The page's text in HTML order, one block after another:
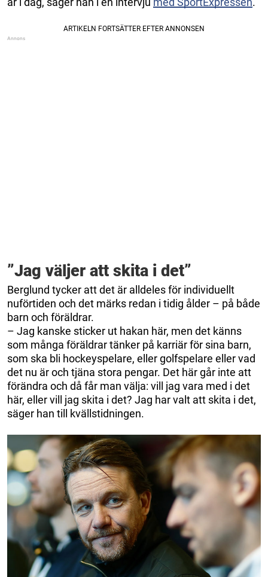
”Jag väljer att skita i det”
Berglund tycker att det är alldeles för individuellt
nuförtiden och det märks redan i tidig ålder – på både
barn och föräldrar.
– Jag kanske sticker ut hakan här, men det känns
som många föräldrar tänker på karriär för sina barn,
som ska bli hockeyspelare, eller golfspelare eller vad
det nu är och tjäna stora pengar. Det här går inte att
förändra och då får man välja: vill jag vara med i det
här, eller vill jag skita i det? Jag har valt att skita i det,
säger han till kvällstidningen.